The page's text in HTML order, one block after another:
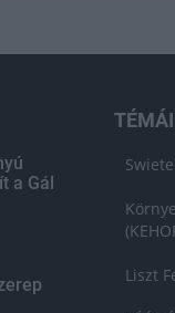
a Gál
Liszt